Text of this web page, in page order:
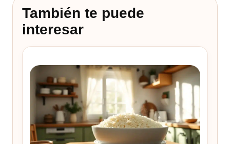
También te puede
interesar